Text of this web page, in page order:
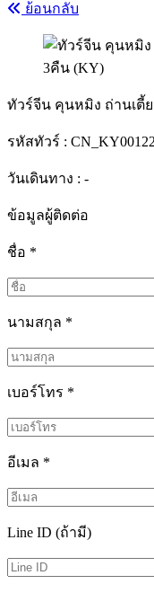
ย้อนกลับ
ทัวร์จีน คุนหมิง ถ่านเตี้
รหัสทัวร์ : CN_KY00122
วันเดินทาง : -
ข้อมูลผู้ติดต่อ
ชื่อ *
นามสกุล *
เบอร์โทร *
อีเมล *
Line ID (ถ้ามี)